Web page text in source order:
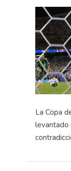
La Copa
levantado